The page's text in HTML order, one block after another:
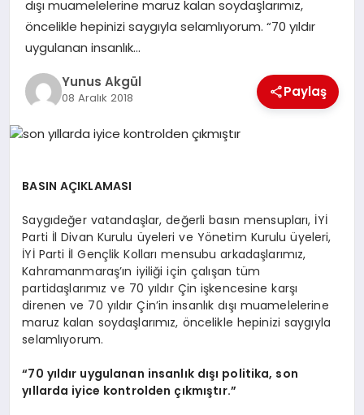
TÜRKOĞLU
PAZARCIK
KÜNYE
dışı muamelelerine maruz kalan soydaşlarımız,
öncelikle hepinizi saygıyla selamlıyorum. “70 yıldır
uygulanan insanlık…
Yunus Akgül
08 Aralık 2018 Paylaş
BASIN AÇIKLAMASI
Saygıdeğer vatandaşlar, değerli basın mensupları, İYİ
Parti İl Divan Kurulu üyeleri ve Yönetim Kurulu üyeleri,
İYİ Parti İl Gençlik Kolları mensubu arkadaşlarımız,
Kahramanmaraş’ın iyiliği için çalışan tüm
partidaşlarımız ve 70 yıldır Çin işkencesine karşı
direnen ve 70 yıldır Çin’in insanlık dışı muamelelerine
maruz kalan soydaşlarımız, öncelikle hepinizi saygıyla
selamlıyorum.
“70 yıldır uygulanan insanlık dışı politika, son
yıllarda iyice kontrolden çıkmıştır.”